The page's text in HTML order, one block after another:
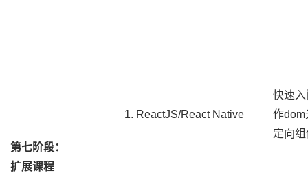
第七阶段：
扩展课程
1. ReactJS/React Native
快速
作dom
定向